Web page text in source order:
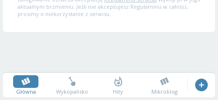
aktualnym brzmieniu. Jeśli nie akceptujesz Regulaminu w całości,
prosimy o niekorzystanie z serwisu.
Główna Wykopalisko Hity Mikroblog